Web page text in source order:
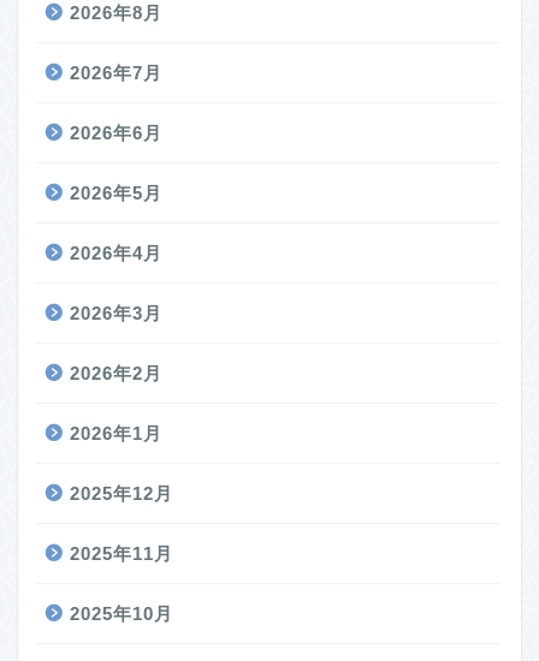
2026年8月
2026年7月
2026年6月
2026年5月
2026年4月
2026年3月
2026年2月
2026年1月
2025年12月
2025年11月
2025年10月